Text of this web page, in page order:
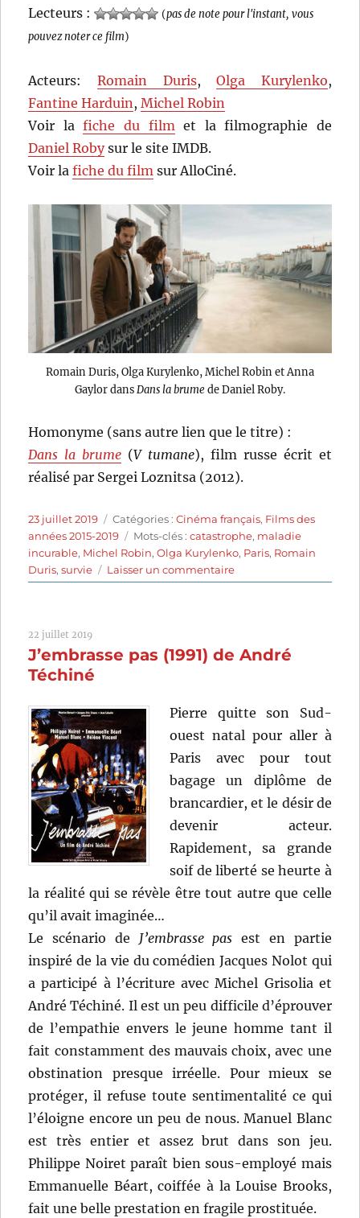
Lecteurs : (pas de note pour l'instant, vous
pouvez noter ce film)
Acteurs: Romain Duris,Olga Kurylenko,
Fantine Harduin ,Michel Robin
Voir lafiche du film et la filmographie de
Daniel Robysur le site IMDB.
Voir lafiche du film sur AlloCiné.
Romain Duris, Olga Kurylenko, Michel Robin et Anna
Gaylor dans Dans la brumede Daniel Roby.
Homonyme (sans autre lien que le titre) :
Dans la brume (V tumane), film russe écrit et
réalisé par Sergei Loznitsa (2012).
Publié
le
23 juillet 2019 Catégories
Catégories :Cinéma français, Films des
années 2015-2019
Étiquettes
Mots-clés :catastrophe, maladie
incurable, Michel Robin,Olga Kurylenko, Paris, Romain
Duris,survie Laisser un commentairesur
Dans
de
22 juillet 2019
J’embrasse pas (1991) de André
Téchiné
Pierre quitte son Sud-
ouest natal pour aller à
Paris avec pour tout
bagage un diplôme de
brancardier, et le désir de
devenir acteur.
Rapidement, sa grande
soif de liberté se heurte à
la réalité qui se révèle être tout autre que celle
qu’il avait imaginée…
Le scénario de J’embrasse pas est en partie
inspiré de la vie du comédien Jacques Nolot qui
a participé à l’écriture avec Michel Grisolia et
André Téchiné. Il est un peu difficile d’éprouver
de l’empathie envers le jeune homme tant il
fait constamment des mauvais choix, avec une
obstination presque irréelle. Pour mieux se
protéger, il refuse toute sentimentalité ce qui
l’éloigne encore un peu de nous. Manuel Blanc
est très entier et assez brut dans son jeu.
Philippe Noiret paraît bien sous-employé mais
Emmanuelle Béart, coiffée à la Louise Brooks,
fait une belle prestation en fragile prostituée.